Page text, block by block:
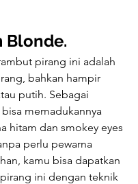
Blonde.
pirang ini adalah
bahkan hampir
putih. Sebagai
memadukannya
hitam dan smokey eyes
perlu pewarna
kamu bisa dapatkan
ini dengan teknik